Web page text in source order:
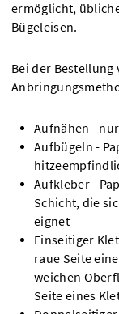
ermöglicht,
Bügeleisen.
Bei der
Aufnähen -
Aufbügeln -
Aufkleber -
Schicht, die
eignet
Einseitiger
raue Seite
weichen
Seite eines